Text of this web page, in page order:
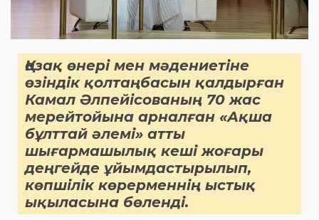
Қазақ өнері мен мәдениетіне
өзіндік қолтаңбасын қалдырған
Камал Әлпейісованың 70 жас
мерейтойына арналған «Ақша
бұлттай әлемі» атты
шығармашылық кеші жоғары
деңгейде ұйымдастырылып,
көпшілік көрерменнің ыстық
ықыласына бөленді.